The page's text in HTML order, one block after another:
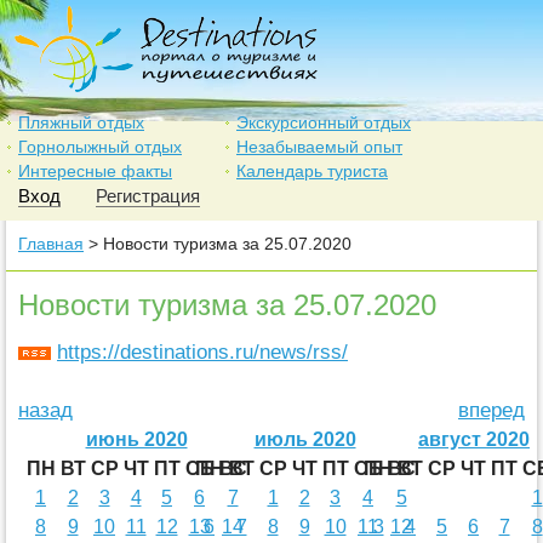
Пляжный отдых
Экскурсионный отдых
Горнолыжный отдых
Незабываемый опыт
Интересные факты
Календарь туриста
Вход Регистрация
Главная > Новости туризма за 25.07.2020
Новости туризма за 25.07.2020
https://destinations.ru/news/rss/
назад вперед
июнь 2020
ПН ВТ СР ЧТ ПТ СБ ВС
1
2 3 4 5 6
7
8
9 10 11 12 13
14
июль 2020
ПН ВТ СР ЧТ ПТ СБ ВС
1
2 3 4
5
6
7 8 9 10 11
12
август 2020
ПН ВТ СР ЧТ ПТ
1
3
4 5 6 7
8